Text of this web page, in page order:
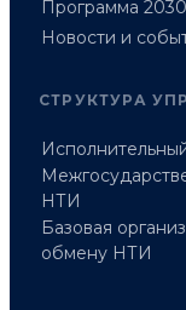
Программа 2030
Новости и
СТРУКТУРА
НТИ
Базовая
обмену НТИ